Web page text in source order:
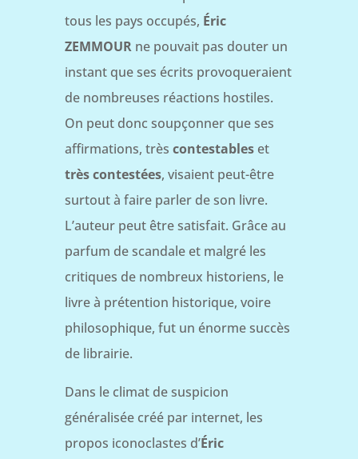
tous les pays occupés, Éric
ZEMMOURne pouvait pas douter un
instant que ses écrits provoqueraient
de nombreuses réactions hostiles.
On peut donc soupçonner que ses
affirmations, très contestableset
très contestées, visaient peut-être
surtout à faire parler de son livre.
L’auteur peut être satisfait. Grâce au
parfum de scandale et malgré les
critiques de nombreux historiens, le
livre à prétention historique, voire
philosophique, fut un énorme succès
de librairie.
Dans le climat de suspicion
généralisée créé par internet, les
propos iconoclastes d’Éric